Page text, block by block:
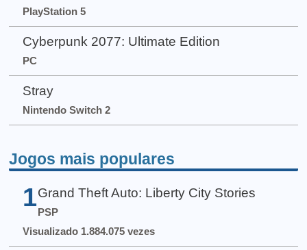
PlayStation 5
Cyberpunk 2077: Ultimate Edition
PC
Stray
Nintendo Switch 2
Jogos mais populares
1 Grand Theft Auto: Liberty City Stories
PSP
Visualizado 1.884.075 vezes